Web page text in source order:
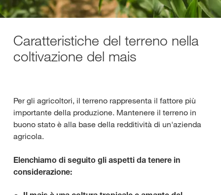
Caratteristiche del terreno nella
coltivazione del mais
Per gli agricoltori, il terreno rappresenta il fattore più
importante della produzione. Mantenere il terreno in
buono stato è alla base della redditività di un'azienda
agricola.
Elenchiamo di seguito gli aspetti da tenere in
considerazione: